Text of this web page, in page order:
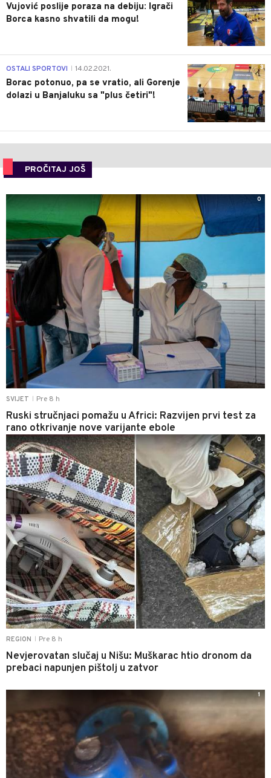
Vujović poslije poraza na debiju: Igrači
Borca kasno shvatili da mogu!
3
OSTALI SPORTOVI 14.02.2021.
Borac potonuo, pa se vratio, ali Gorenje
dolazi u Banjaluku sa "plus četiri"!
PROČITAJ JOŠ
SVIJET Pre 8 h
Ruski stručnjaci pomažu u Africi: Razvijen prvi test za
rano otkrivanje nove varijante ebole
0
REGION Pre 8 h
Nevjerovatan slučaj u Nišu: Muškarac htio dronom da
prebaci napunjen pištolj u zatvor
0
1